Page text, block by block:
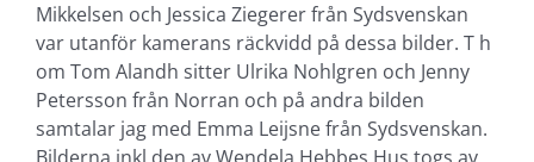
Mikkelsen och Jessica Ziegerer från Sydsvenskan
var utanför kamerans räckvidd på dessa bilder. T h
om Tom Alandh sitter Ulrika Nohlgren och Jenny
Petersson från Norran och på andra bilden
samtalar jag med Emma Leijsne från Sydsvenskan.